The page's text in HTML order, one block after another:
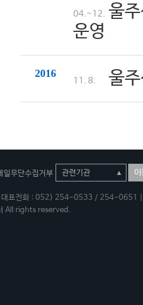
04.~12. 울
운영
2016
11. 8. 울
일무단수집거부 이
| 대표전화 : 052) 254-0533 / 254-
All rights reserved.